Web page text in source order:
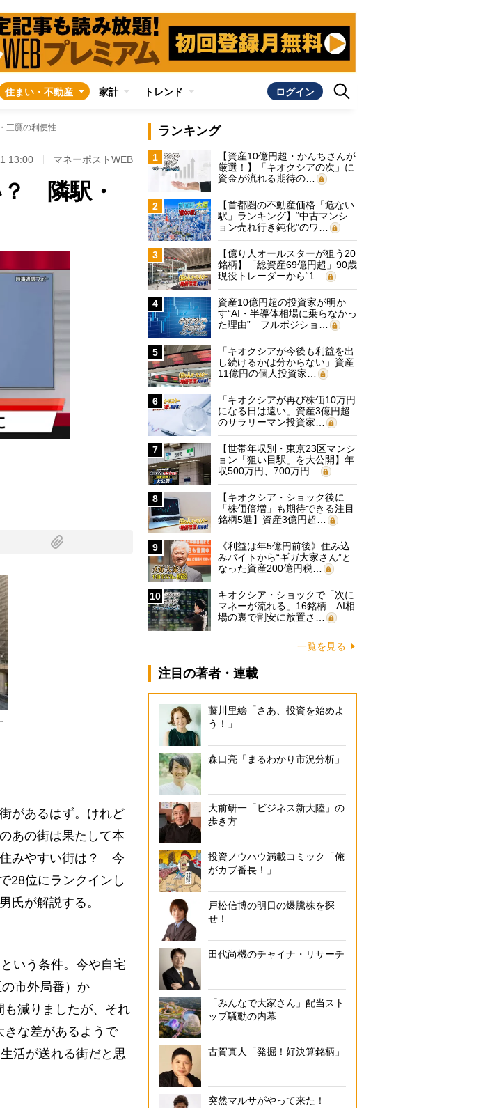
住まい・不動産 家計 トレンド ログイン
三鷹の利便性
13:00 マネーポストWEB
？ 隣駅・
があるはず。けれど
あの街は果たして本
みやすい街は？ 今
28位にランクインし
氏が解説する。
いう条件。今や自宅
市外局番）か
も減りましたが、それ
な差があるようで
活が送れる街だと思
ランキング
1
【資産10億円超・かんちさんが
厳選！】「キオクシアの次」に
資金が流れる期待の…
2
【首都圏の不動産価格「危ない
駅」ランキング】“中古マンシ
ョン売れ行き鈍化”のワ…
3
【億り人オールスターが狙う20
銘柄】「総資産69億円超」90歳
現役トレーダーから“1…
4
資産10億円超の投資家が明か
す“AI・半導体相場に乗らなかっ
た理由” フルポジショ…
5
「キオクシアが今後も利益を出
し続けるかは分からない」資産
11億円の個人投資家…
6
「キオクシアが再び株価10万円
になる日は遠い」資産3億円超
のサラリーマン投資家…
7
【世帯年収別・東京23区マンシ
ョン「狙い目駅」を大公開】年
収500万円、700万円…
8
【キオクシア・ショック後に
「株価倍増」も期待できる注目
銘柄5選】資産3億円超…
9
《利益は年5億円前後》住み込
みバイトから“ギガ大家さん”と
なった資産200億円税…
10
キオクシア・ショックで「次に
マネーが流れる」16銘柄 AI相
場の裏で割安に放置さ…
一覧を見る
注目の著者・連載
藤川里絵「さあ、投資を始めよ
う！」
森口亮「まるわかり市況分析」
大前研一「ビジネス新大陸」の
歩き方
投資ノウハウ満載コミック「俺
がカブ番長！」
戸松信博の明日の爆騰株を探
せ！
田代尚機のチャイナ・リサーチ
「みんなで大家さん」配当スト
ップ騒動の内幕
古賀真人「発掘！好決算銘柄」
突然マルサがやって来た！